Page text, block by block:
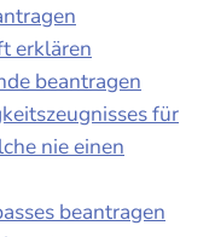
erklären
beantragen
für
nie einen
beantragen